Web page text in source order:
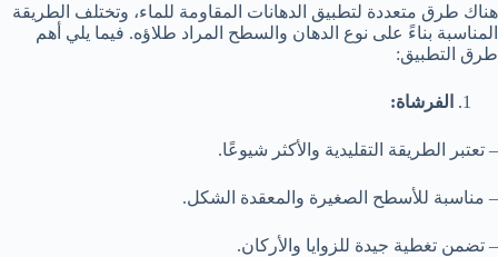
هناك طرق متعددة لتطبيق الدهانات المقاومة للماء، وتختلف الطريقة
المناسبة بناءً على نوع الدهان والسطح المراد طلاؤه. فيما يلي أهم
طرق التطبيق:
الفرشاة:
– تعتبر الطريقة التقليدية والأكثر شيوعًا.
– مناسبة للأسطح الصغيرة والمعقدة الشكل.
– تضمن تغطية جيدة للزوايا والأركان.